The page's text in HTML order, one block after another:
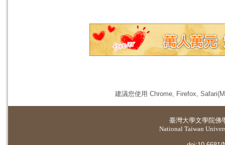
建議您使用 Chrome, Firefox,
臺灣大學文學院佛
National Taiwan